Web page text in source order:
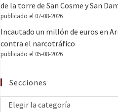
de la torre de San Cosme y San
publicado el 07-08-2026
Incautado un millón de euros en
contra el narcotráfico
publicado el 05-08-2026
Secciones
Elegir la categoría